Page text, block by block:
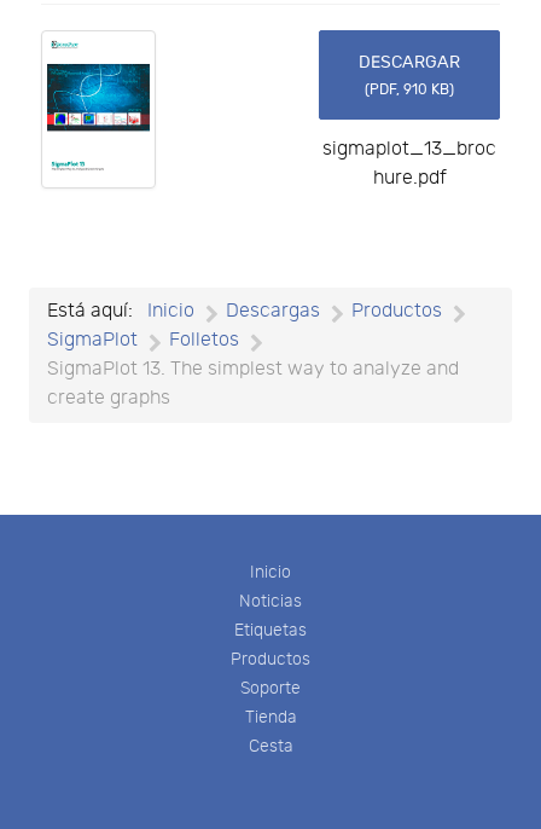
DESCARGAR
(PDF, 910 KB)
sigmaplot_13_broc
hure.pdf
Está aquí: Inicio Descargas
Productos
SigmaPlot
Folletos
SigmaPlot 13. The simplest way to analyze and
create graphs
Inicio
Noticias
Etiquetas
Productos
Soporte
Tienda
Cesta